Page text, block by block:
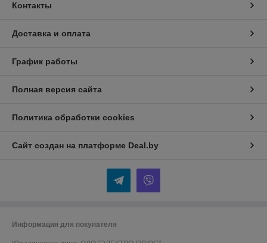
Контакты
Доставка и оплата
График работы
Полная версия сайта
Политика обработки cookies
Сайт создан на платформе Deal.by
Информация для покупателя